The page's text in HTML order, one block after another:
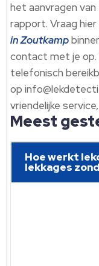
het aanvragen
rapport. Vraag
in Zoutkamp
contact met je op.
telefonisch
op
vriendelijke
Meest
Hoe werkt
lekkages